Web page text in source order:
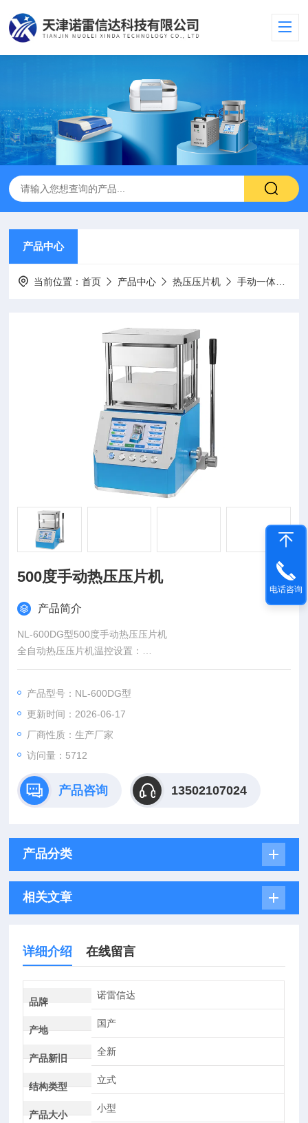
产品中心
当前位置：首页 产品中心 热压压片机 手动一体式平板热压机
500度手动热压压片机
产品简介
NL-600DG型500度手动热压压片机
全自动热压压片机温控设置：
1、按下设置按键，可以调整设置温度的小数点位置
3、在操作界面下，按下“-“键，减少设置数字
产品型号：NL-600DG型
更新时间：2026-06-17
厂商性质：生产厂家
访问量：5712
产品咨询 13502107024
产品分类
相关文章
详细介绍 在线留言
品牌
诺雷信达
产地
国产
产品新旧
全新
结构类型
立式
产品大小
小型
电话咨询